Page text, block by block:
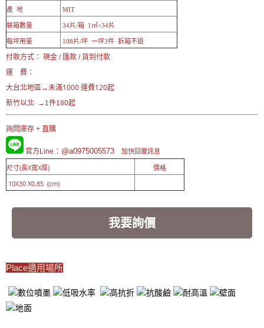
產 地 MIT
裝箱數量 34片/箱 1㎡=34片
每坪用量 108片/坪 一坪3件 拆箱不退
付款方式： 現金 / 匯款 / 貨到付款
運 費：
大台北地區→未滿1000 運費120起
新竹以北 →1件180起
詢問庫存 + 直購
官方Line ：@a0975005573 加快回覆訊息
尺寸(長X寬X厚)
價格
10X30 X0.85 (cm)
我要詢價
Place適用場所